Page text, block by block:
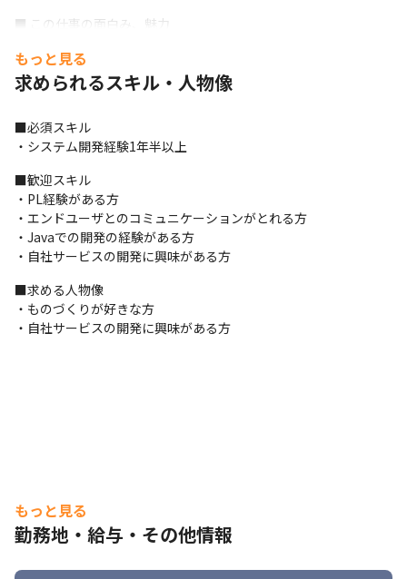
■ この仕事の面白み、魅力
職に関係なく、ご自身のアイディアを形にし、携わったサービス
の発展させていくことの面白さを味わえます。
ただくこともございます。
もっと見る
求められるスキル・人物像
■必須スキル
・システム開発経験1年半以上
■歓迎スキル
・PL経験がある方
・エンドユーザとのコミュニケーションがとれる方
・Javaでの開発の経験がある方
・自社サービスの開発に興味がある方
■求める人物像
・ものづくりが好きな方
・自社サービスの開発に興味がある方
もっと見る
勤務地・給与・その他情報